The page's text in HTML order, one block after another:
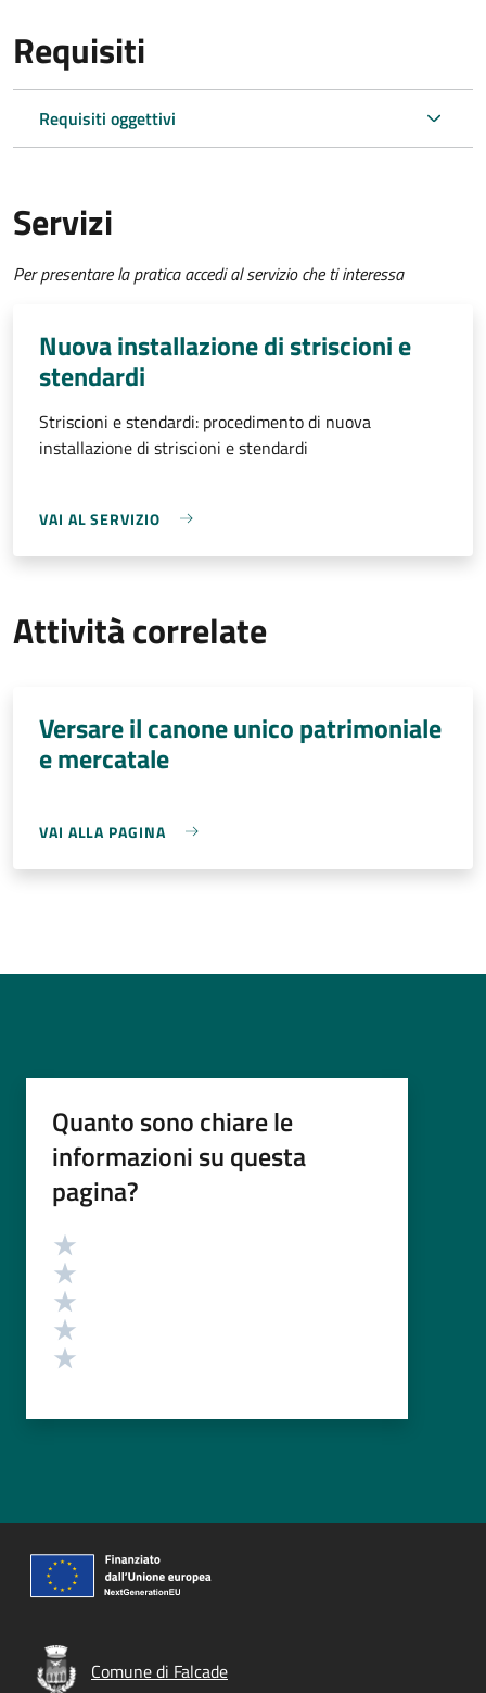
Requisiti
Requisiti oggettivi
Servizi
Per presentare la pratica accedi al servizio che ti interessa
Nuova installazione di striscioni e
stendardi
Striscioni e stendardi: procedimento di nuova
installazione di striscioni e stendardi
VAI AL SERVIZIO
Attività correlate
Versare il canone unico patrimoniale
e mercatale
VAI ALLA PAGINA
Quanto sono chiare le
informazioni su questa
pagina?
Valutazione
Comune di Falcade